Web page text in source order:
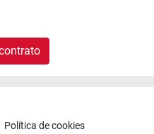
Política de cookies